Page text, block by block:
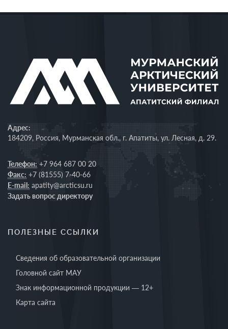
Адрес:
184209, Россия, Мурманская обл., г. Апатиты, ул. Лесная, д. 29.
Телефон: +7 964 687 00 20
Факс: +7 (81555) 7-40-66
E-mail: apatity@arcticsu.ru
Задать вопрос директору
ПОЛЕЗНЫЕ ССЫЛКИ
Сведения об образовательной организации
Головной сайт МАУ
Знак информационной продукции — 12+
Карта сайта